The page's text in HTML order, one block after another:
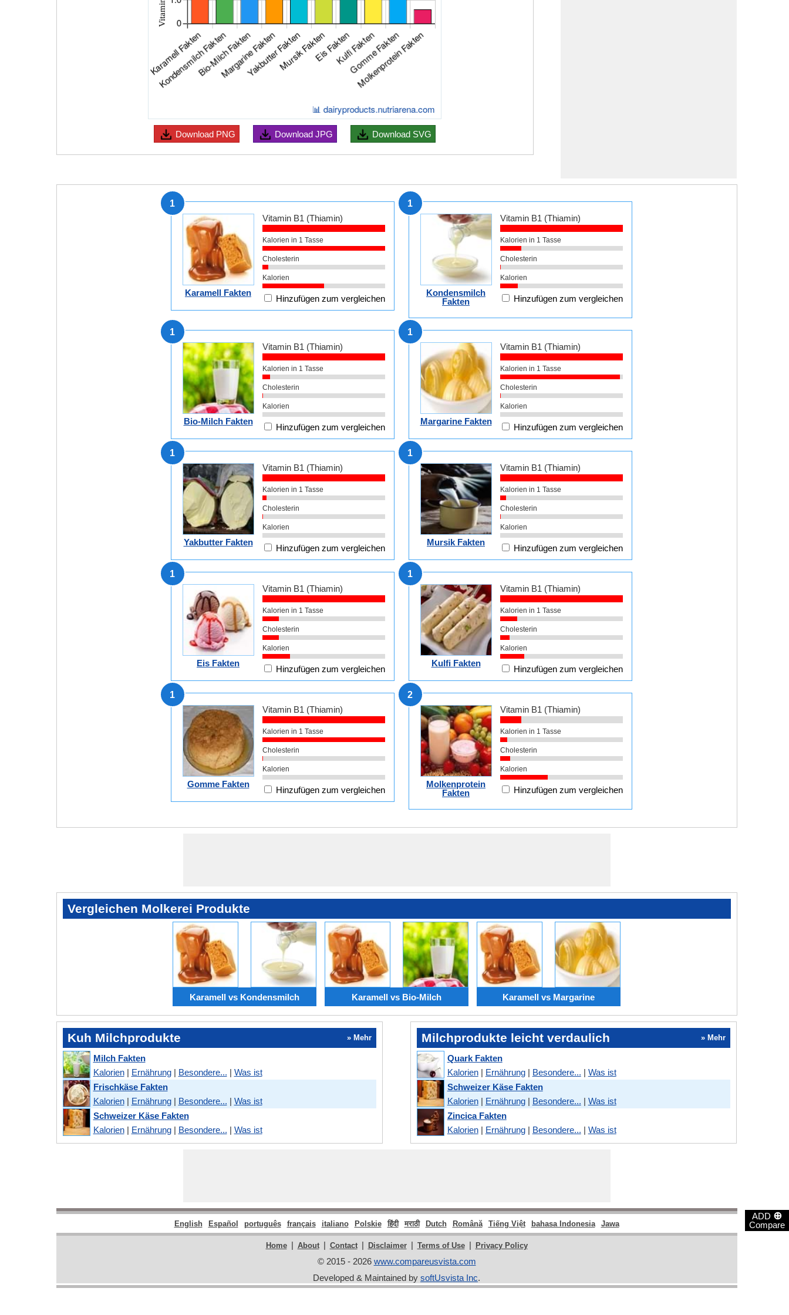
ADD ⊕
Compare
Download PNG DownloadJPG Download SVG
1
Karamell Fakten
Vitamin B1 (Thiamin)
Kalorien in 1 Tasse
Cholesterin
Kalorien
Hinzufügen zum vergleichen
1
Kondensmilch
Fakten
Vitamin B1 (Thiamin)
Kalorien in 1 Tasse
Cholesterin
Kalorien
Hinzufügen zum vergleichen
1
Bio-Milch Fakten
Vitamin B1 (Thiamin)
Kalorien in 1 Tasse
Cholesterin
Kalorien
Hinzufügen zum vergleichen
1
Margarine Fakten
Vitamin B1 (Thiamin)
Kalorien in 1 Tasse
Cholesterin
Kalorien
Hinzufügen zum vergleichen
1
Yakbutter Fakten
Vitamin B1 (Thiamin)
Kalorien in 1 Tasse
Cholesterin
Kalorien
Hinzufügen zum vergleichen
1
Mursik Fakten
Vitamin B1 (Thiamin)
Kalorien in 1 Tasse
Cholesterin
Kalorien
Hinzufügen zum vergleichen
1
Eis Fakten
Vitamin B1 (Thiamin)
Kalorien in 1 Tasse
Cholesterin
Kalorien
Hinzufügen zum vergleichen
1
Kulfi Fakten
Vitamin B1 (Thiamin)
Kalorien in 1 Tasse
Cholesterin
Kalorien
Hinzufügen zum vergleichen
1
Gomme Fakten
Vitamin B1 (Thiamin)
Kalorien in 1 Tasse
Cholesterin
Kalorien
Hinzufügen zum vergleichen
2
Molkenprotein
Fakten
Vitamin B1 (Thiamin)
Kalorien in 1 Tasse
Cholesterin
Kalorien
Hinzufügen zum vergleichen
Vergleichen Molkerei Produkte
Karamell vs Kondensmilch Karamell vs Bio-Milch Karamell vs Margarine
Kuh Milchprodukte » Mehr
Milch Fakten
Kalorien| Ernährung| Besondere... | Was ist
Frischkäse Fakten
Kalorien| Ernährung| Besondere... | Was ist
Schweizer Käse Fakten
Kalorien| Ernährung| Besondere... | Was ist
Milchprodukte leicht verdaulich » Mehr
Quark Fakten
Kalorien| Ernährung| Besondere... | Was ist
Schweizer Käse Fakten
Kalorien| Ernährung| Besondere... | Was ist
Zincica Fakten
Kalorien| Ernährung| Besondere... | Was ist
English Español português français italiano Polskie हिंदी मराठी Dutch Română Tiếng Việt bahasa Indonesia Jawa
Home | About | Contact | Disclaimer | Terms of Use | Privacy Policy
© 2015 - 2026 www.compareusvista.com
Developed & Maintained by softUsvista Inc.